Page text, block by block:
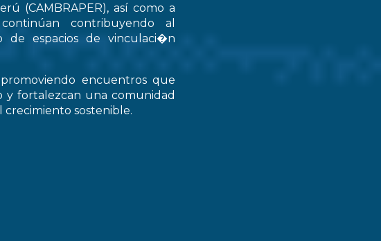
(CAMBRAPER), así como a
contribuyendo al
de espacios de vinculaci�n
encuentros que
y fortalezcan una comunidad
crecimiento sostenible.